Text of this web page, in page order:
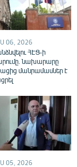
06, 2026
ՀԷՑ-ի
նախարարը
մանրամասներ է
05, 2026